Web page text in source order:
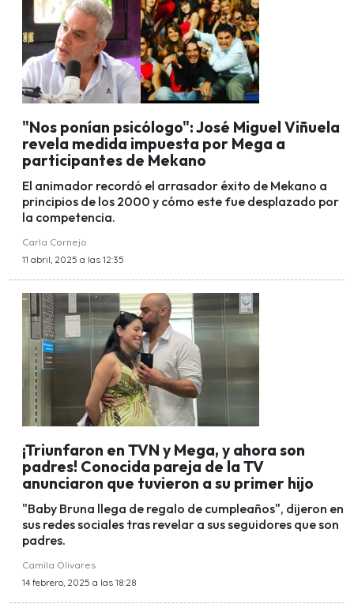
"Nos ponían psicólogo": José Miguel Viñuela
revela medida impuesta por Mega a
participantes de Mekano
El animador recordó el arrasador éxito de Mekano a
principios de los 2000 y cómo este fue desplazado por
la competencia.
Carla Cornejo
11 abril, 2025 a las 12:35
¡Triunfaron en TVN y Mega, y ahora son
padres! Conocida pareja de la TV
anunciaron que tuvieron a su primer hijo
"Baby Bruna llega de regalo de cumpleaños", dijeron en
sus redes sociales tras revelar a sus seguidores que son
padres.
Camila Olivares
14 febrero, 2025 a las 18:28